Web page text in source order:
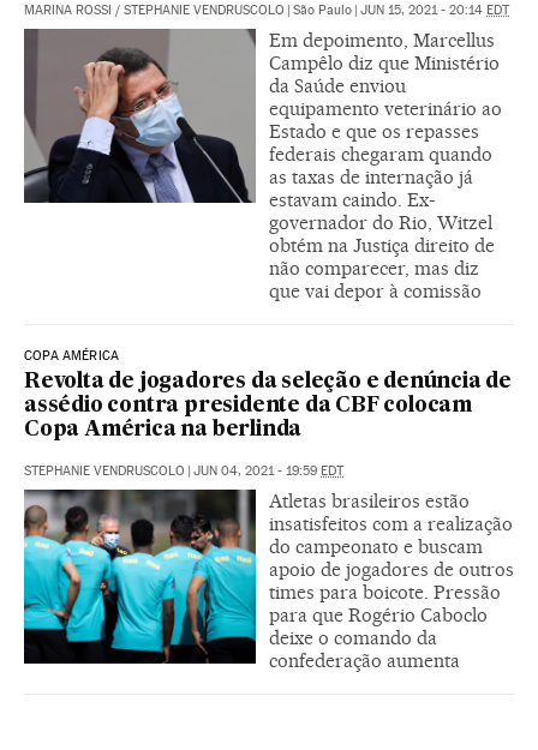
MARINA ROSSI / STEPHANIE VENDRUSCOLO São Paulo JUN 15, 2021 - 20:14 EDT
Em depoimento, Marcellus
Campêlo diz que Ministério
da Saúde enviou
equipamento veterinário ao
Estado e que os repasses
federais chegaram quando
as taxas de internação já
estavam caindo. Ex-
governador do Rio, Witzel
obtém na Justiça direito de
não comparecer, mas diz
que vai depor à comissão
COPA AMÉRICA
Revolta de jogadores da seleção e denúncia de
assédio contra presidente da CBF colocam
Copa América na berlinda
STEPHANIE VENDRUSCOLO JUN 04, 2021 - 19:59 EDT
Atletas brasileiros estão
insatisfeitos com a realização
do campeonato e buscam
apoio de jogadores de outros
times para boicote. Pressão
para que Rogério Caboclo
deixe o comando da
confederação aumenta